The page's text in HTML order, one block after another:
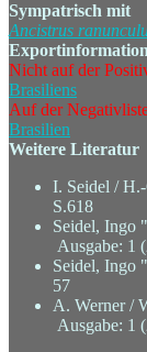
Sympatrisch mit
Ancistrus
Exportinformation
Nicht auf der
Brasiliens
Auf der
Brasilien
Weitere Literatur
I. Seidel /
S.618
Seidel, Ingo
Ausgabe: 1
Seidel, Ingo
57
A. Werner /
Ausgabe: 1